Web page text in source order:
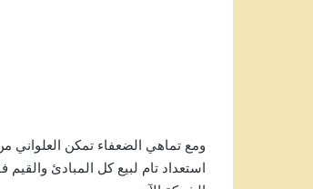
ومع تماهي الضعفاء تمكن
استعداد تام لبيع كل المبادئ